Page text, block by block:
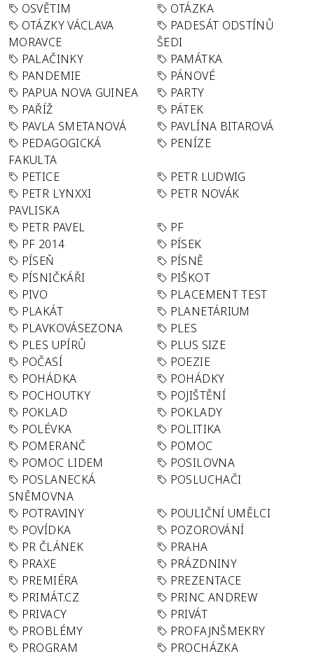
OSVĚTIM
OTÁZKA
OTÁZKY VÁCLAVA
MORAVCE
PADESÁT ODSTÍNŮ
ŠEDI
PALAČINKY
PAMÁTKA
PANDEMIE
PÁNOVÉ
PAPUA NOVA GUINEA
PARTY
PAŘÍŽ
PÁTEK
PAVLA SMETANOVÁ
PAVLÍNA BITAROVÁ
PEDAGOGICKÁ
FAKULTA
PENÍZE
PETICE
PETR LUDWIG
PETR LYNXXI
PAVLISKA
PETR NOVÁK
PETR PAVEL
PF
PF 2014
PÍSEK
PÍSEŇ
PÍSNĚ
PÍSNIČKÁŘI
PIŠKOT
PIVO
PLACEMENT TEST
PLAKÁT
PLANETÁRIUM
PLAVKOVÁSEZONA
PLES
PLES UPÍRŮ
PLUS SIZE
POČASÍ
POEZIE
POHÁDKA
POHÁDKY
POCHOUTKY
POJIŠTĚNÍ
POKLAD
POKLADY
POLÉVKA
POLITIKA
POMERANČ
POMOC
POMOC LIDEM
POSILOVNA
POSLANECKÁ
SNĚMOVNA
POSLUCHAČI
POTRAVINY
POULIČNÍ UMĚLCI
POVÍDKA
POZOROVÁNÍ
PR ČLÁNEK
PRAHA
PRAXE
PRÁZDNINY
PREMIÉRA
PREZENTACE
PRIMÁT.CZ
PRINC ANDREW
PRIVACY
PRIVÁT
PROBLÉMY
PROFAJNŠMEKRY
PROGRAM
PROCHÁZKA